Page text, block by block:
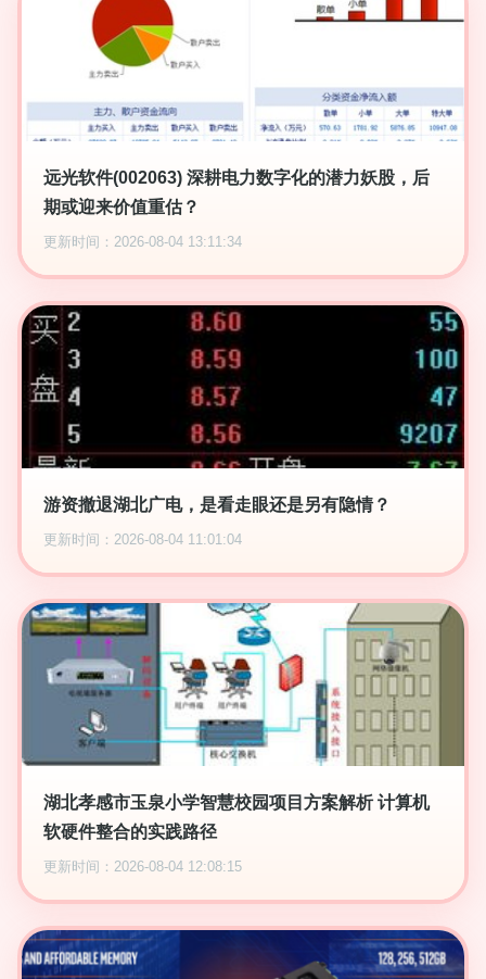
远光软件(002063) 深耕电力数字化的潜力妖股，后
期或迎来价值重估？
更新时间：2026-08-04 13:11:34
游资撤退湖北广电，是看走眼还是另有隐情？
更新时间：2026-08-04 11:01:04
湖北孝感市玉泉小学智慧校园项目方案解析 计算机
软硬件整合的实践路径
更新时间：2026-08-04 12:08:15